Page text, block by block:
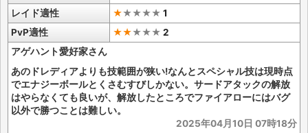
レイド適性
★★★★★ 1
PvP適性
★★★★★ 2
アゲハント愛好家さん
あのドレディアよりも技範囲が狭い!なんとスペシャル技は現時点
でエナジーボールとくさむすびしかない。サードアタックの解放
はやらなくても良いが、解放したところでファイアローにはバグ
以外で勝つことは難しい。
2025年04月10日 07時18分